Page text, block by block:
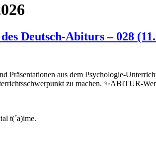
Deutsch-Abiturs – 028
Präsentationen aus dem Psychologie-
zu machen. ✨ABITUR-
t(´a)ime.